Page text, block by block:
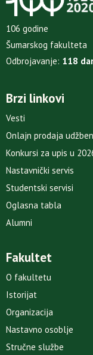
106 godine
Šumarskog fakulteta
Odbrojavanje: 118
Brzi linkovi
Vesti
Onlajn prodaja
Konkursi za upis u
Nastavnički servis
Studentski servisi
Oglasna tabla
Alumni
Fakultet
O fakultetu
Istorijat
Organizacija
Nastavno osoblje
Stručne službe